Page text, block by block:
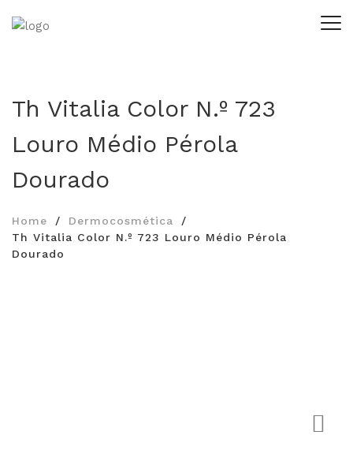
Th Vitalia Color N.º 723
Louro Médio Pérola
Dourado
Home
Dermocosmética
Th Vitalia Color N.º 723 Louro Médio Pérola
Dourado